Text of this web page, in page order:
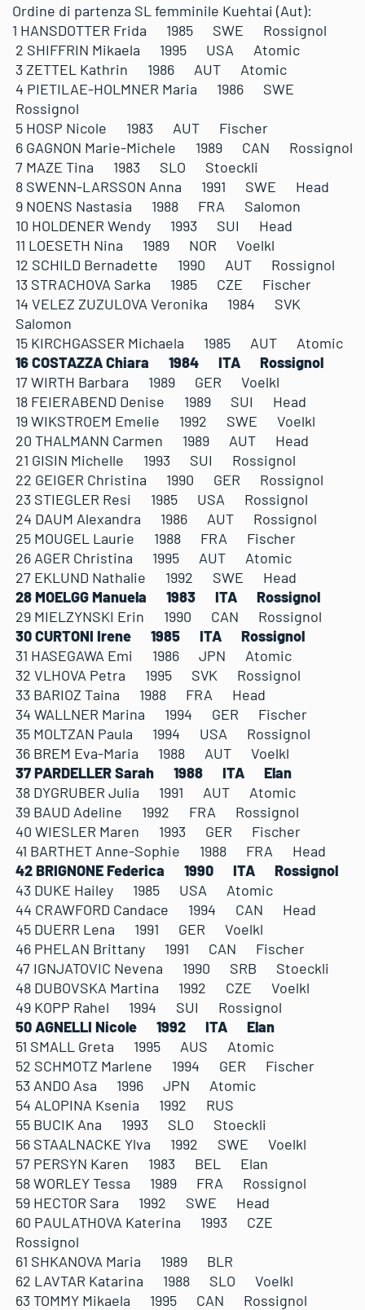
Ordine di partenza SL femminile Kuehtai (Aut):
1 HANSDOTTER Frida 1985 SWE Rossignol
2 SHIFFRIN Mikaela 1995 USA Atomic
3 ZETTEL Kathrin 1986 AUT Atomic
4 PIETILAE-HOLMNER Maria 1986 SWE
Rossignol
5 HOSP Nicole 1983 AUT Fischer
6 GAGNON Marie-Michele 1989 CAN Rossignol
7 MAZE Tina 1983 SLO Stoeckli
8 SWENN-LARSSON Anna 1991 SWE Head
9 NOENS Nastasia 1988 FRA Salomon
10 HOLDENER Wendy 1993 SUI Head
11 LOESETH Nina 1989 NOR Voelkl
12 SCHILD Bernadette 1990 AUT Rossignol
13 STRACHOVA Sarka 1985 CZE Fischer
14 VELEZ ZUZULOVA Veronika 1984 SVK
Salomon
15 KIRCHGASSER Michaela 1985 AUT Atomic
16 COSTAZZA Chiara 1984 ITA Rossignol
17 WIRTH Barbara 1989 GER Voelkl
18 FEIERABEND Denise 1989 SUI Head
19 WIKSTROEM Emelie 1992 SWE Voelkl
20 THALMANN Carmen 1989 AUT Head
21 GISIN Michelle 1993 SUI Rossignol
22 GEIGER Christina 1990 GER Rossignol
23 STIEGLER Resi 1985 USA Rossignol
24 DAUM Alexandra 1986 AUT Rossignol
25 MOUGEL Laurie 1988 FRA Fischer
26 AGER Christina 1995 AUT Atomic
27 EKLUND Nathalie 1992 SWE Head
28 MOELGG Manuela 1983 ITA Rossignol
29 MIELZYNSKI Erin 1990 CAN Rossignol
30 CURTONI Irene 1985 ITA Rossignol
31 HASEGAWA Emi 1986 JPN Atomic
32 VLHOVA Petra 1995 SVK Rossignol
33 BARIOZ Taina 1988 FRA Head
34 WALLNER Marina 1994 GER Fischer
35 MOLTZAN Paula 1994 USA Rossignol
36 BREM Eva-Maria 1988 AUT Voelkl
37 PARDELLER Sarah 1988 ITA Elan
38 DYGRUBER Julia 1991 AUT Atomic
39 BAUD Adeline 1992 FRA Rossignol
40 WIESLER Maren 1993 GER Fischer
41 BARTHET Anne-Sophie 1988 FRA Head
42 BRIGNONE Federica 1990 ITA Rossignol
43 DUKE Hailey 1985 USA Atomic
44 CRAWFORD Candace 1994 CAN Head
45 DUERR Lena 1991 GER Voelkl
46 PHELAN Brittany 1991 CAN Fischer
47 IGNJATOVIC Nevena 1990 SRB Stoeckli
48 DUBOVSKA Martina 1992 CZE Voelkl
49 KOPP Rahel 1994 SUI Rossignol
50 AGNELLI Nicole 1992 ITA Elan
51 SMALL Greta 1995 AUS Atomic
52 SCHMOTZ Marlene 1994 GER Fischer
53 ANDO Asa 1996 JPN Atomic
54 ALOPINA Ksenia 1992 RUS
55 BUCIK Ana 1993 SLO Stoeckli
56 STAALNACKE Ylva 1992 SWE Voelkl
57 PERSYN Karen 1983 BEL Elan
58 WORLEY Tessa 1989 FRA Rossignol
59 HECTOR Sara 1992 SWE Head
60 PAULATHOVA Katerina 1993 CZE
Rossignol
61 SHKANOVA Maria 1989 BLR
62 LAVTAR Katarina 1988 SLO Voelkl
63 TOMMY Mikaela 1995 CAN Rossignol